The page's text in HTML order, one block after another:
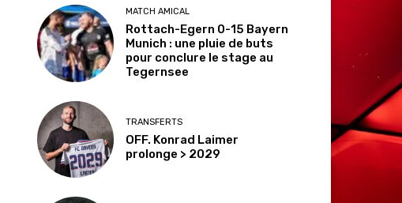
MATCH AMICAL
Rottach-Egern 0-15 Bayern
Munich : une pluie de buts
pour conclure le stage au
Tegernsee
TRANSFERTS
OFF. Konrad Laimer
prolonge > 2029